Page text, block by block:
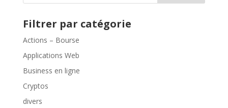
Filtrer par catégorie
Actions – Bourse
Applications Web
Business en ligne
Cryptos
divers